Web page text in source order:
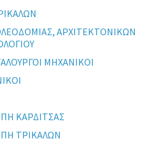
ΑΡΧΙΤΕΚΤΟΝΙΚΩΝ
ΜΗΧΑΝΙΚΟΙ
ΚΑΡΔΙΤΣΑΣ
ΤΡΙΚΑΛΩΝ